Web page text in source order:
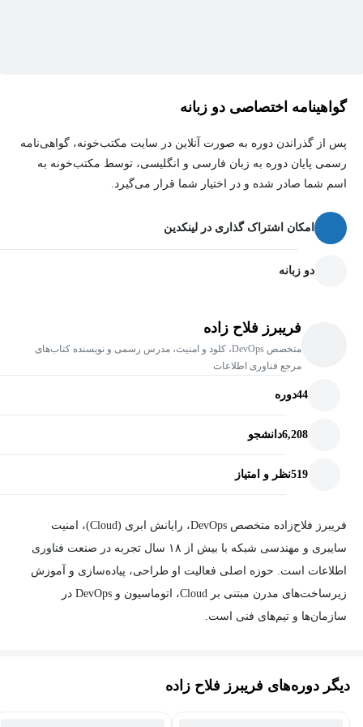
گواهینامه اختصاصی دو زبانه
پس از گذراندن دوره به صورت آنلاین در سایت مکتب‌خونه، گواهی‌نامه
رسمی پایان دوره به زبان فارسی و انگلیسی، توسط مکتب‌خونه به
اسم شما صادر شده و در اختیار شما قرار می‌گیرد.
امکان اشتراک گذاری در لینکدین
دو زبانه
فریبرز فلاح زاده
متخصص DevOps، کلود و امنیت، مدرس رسمی و نویسنده کتاب‌های
مرجع فناوری اطلاعات
44دوره
6,208دانشجو
519نظر و امتیاز
فریبرز فلاح‌زاده متخصص DevOps، رایانش ابری (Cloud)، امنیت
سایبری و مهندسی شبکه با بیش از ۱۸ سال تجربه در صنعت فناوری
اطلاعات است. حوزه اصلی فعالیت او طراحی، پیاده‌سازی و آموزش
زیرساخت‌های مدرن مبتنی بر Cloud، اتوماسیون و DevOps در
سازمان‌ها و تیم‌های فنی است.
حوزه‌هایی مانند AWS، Kubernetes، Docker، Jenkins، Git، Terraform،
دیگر دوره‌های فریبرز فلاح زاده